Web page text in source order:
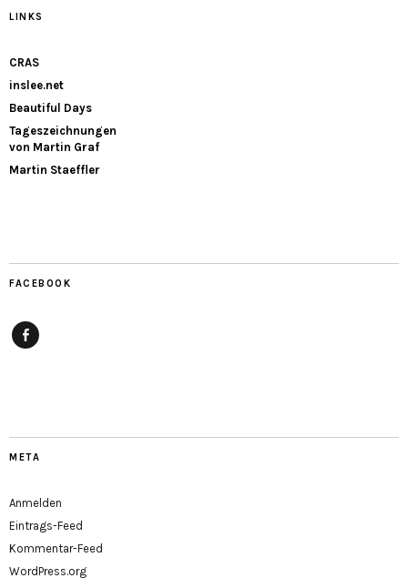
LINKS
CRAS
inslee.net
Beautiful Days
Tageszeichnungen
von Martin Graf
Martin Staeffler
FACEBOOK
META
Anmelden
Eintrags-Feed
Kommentar-Feed
WordPress.org